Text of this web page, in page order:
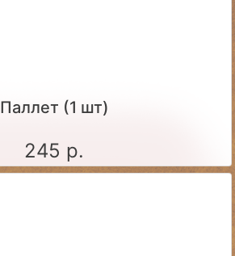
Паллет (1 шт)
245 р.